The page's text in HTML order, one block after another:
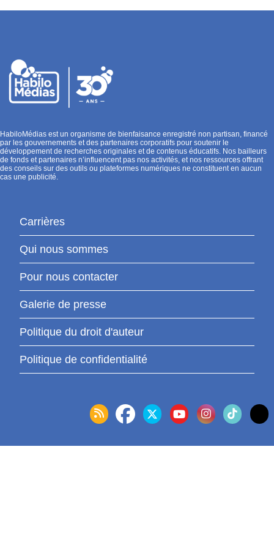
HabiloMédias est un organisme de bienfaisance enregistré non partisan, financé
par les gouvernements et des partenaires corporatifs pour soutenir le
développement de recherches originales et de contenus éducatifs. Nos bailleurs
de fonds et partenaires n’influencent pas nos activités, et nos ressources offrant
des conseils sur des outils ou plateformes numériques ne constituent en aucun
cas une publicité.
Carrières
Qui nous sommes
Pour nous contacter
Galerie de presse
Politique du droit d'auteur
Politique de confidentialité